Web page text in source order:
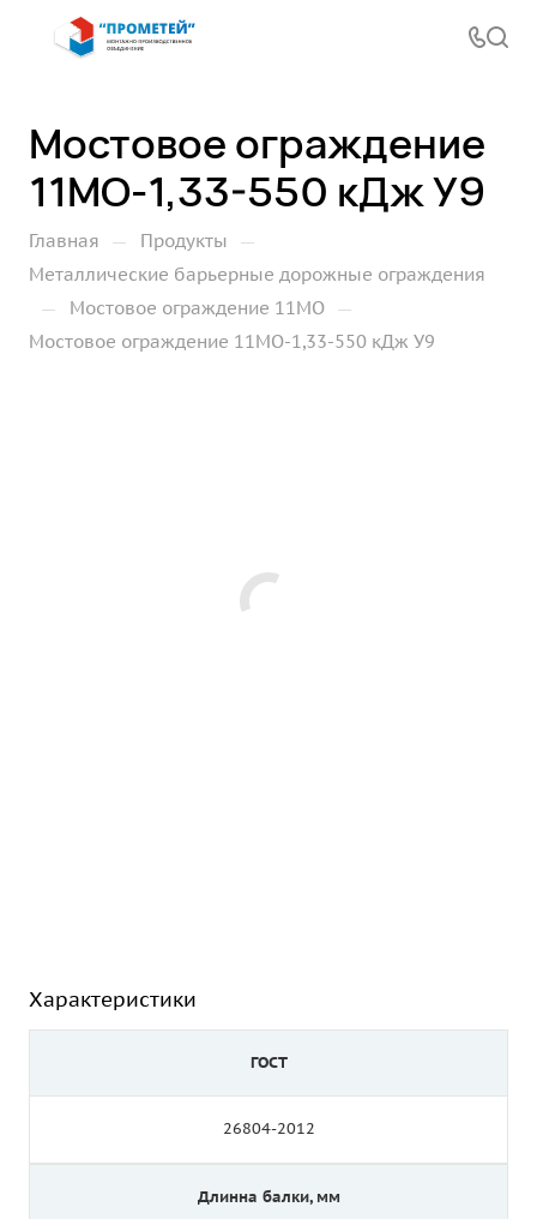
Мостовое ограждение
11МО-1,33-550 кДж У9
Главная — Продукты —
Металлические барьерные дорожные ограждения
— Мостовое ограждение 11МО —
Мостовое ограждение 11МО-1,33-550 кДж У9
Характеристики
ГОСТ
26804-2012
Длинна балки, мм